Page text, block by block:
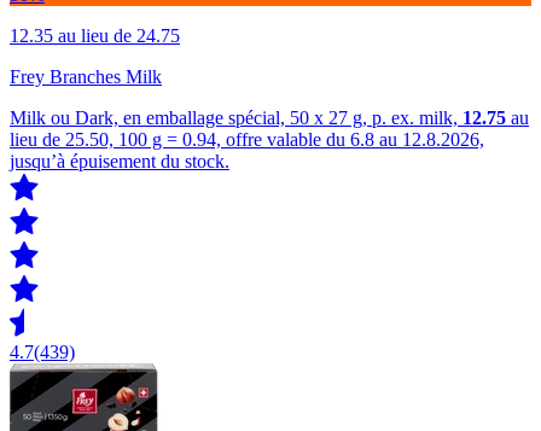
12.35 au lieu de 24.75
Frey Branches Milk
Milk ou Dark, en emballage spécial, 50 x 27 g, p. ex. milk, 12.75 au
lieu de 25.50, 100 g = 0.94, offre valable du 6.8 au 12.8.2026,
jusqu’à épuisement du stock.
4.7(439)